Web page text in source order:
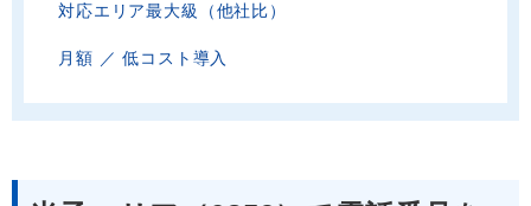
対応エリア最大級（他社比）
月額 ／ 低コスト導入